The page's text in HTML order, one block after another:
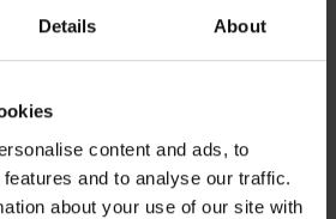
Details About
content and ads, to
and to analyse our traffic.
about your use of our site with
JACK
PREMIUM